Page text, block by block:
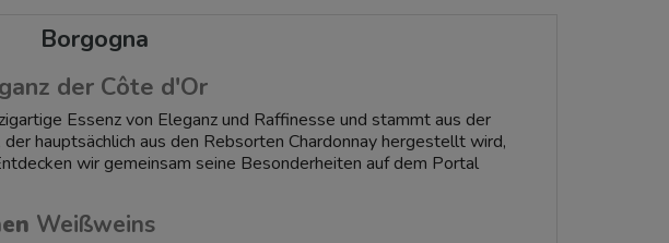
Borgogna
der Côte d'Or
Essenz von Eleganz und Raffinesse und stammt aus der
hauptsächlich aus den Rebsorten Chardonnay hergestellt wird,
wir gemeinsam seine Besonderheiten auf dem Portal
Weißweins